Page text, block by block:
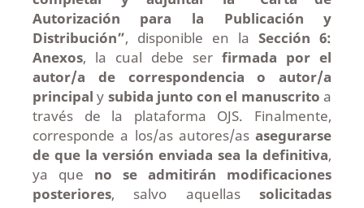
Autorización para la Publicación y
Distribución”, disponible en laSección 6:
Anexos, la cual debe serfirmada por el
autor/a de correspondencia o autor/a
principal y subida junto con el manuscrito a
través de la plataforma OJS. Finalmente,
corresponde a los/as autores/asasegurarse
de que la versión enviada sea la definitiva,
ya que no se admitirán modificaciones
posteriores, salvo aquellassolicitadas